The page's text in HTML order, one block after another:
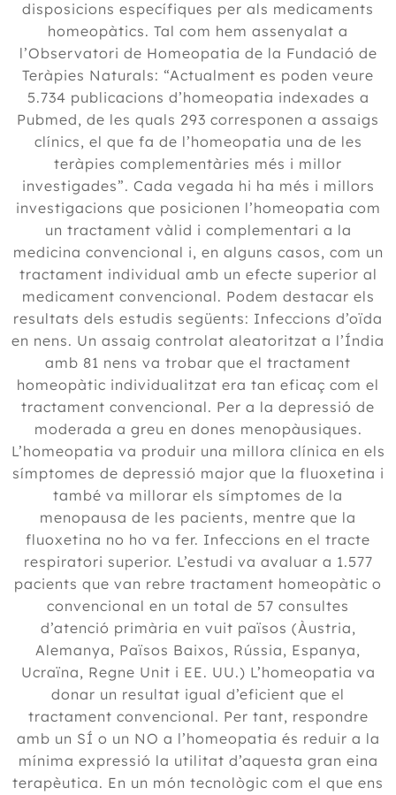
disposicions específiques per als medicaments
homeopàtics. Tal com hem assenyalat a
l’Observatori de Homeopatia de la Fundació de
Teràpies Naturals: “Actualment es poden veure
5.734 publicacions d’homeopatia indexades a
Pubmed, de les quals 293 corresponen a assaigs
clínics, el que fa de l’homeopatia una de les
teràpies complementàries més i millor
investigades”. Cada vegada hi ha més i millors
investigacions que posicionen l’homeopatia com
un tractament vàlid i complementari a la
medicina convencional i, en alguns casos, com un
tractament individual amb un efecte superior al
medicament convencional. Podem destacar els
resultats dels estudis següents: Infeccions d’oïda
en nens. Un assaig controlat aleatoritzat a l’Índia
amb 81 nens va trobar que el tractament
homeopàtic individualitzat era tan eficaç com el
tractament convencional. Per a la depressió de
moderada a greu en dones menopàusiques.
L’homeopatia va produir una millora clínica en els
símptomes de depressió major que la fluoxetina i
també va millorar els símptomes de la
menopausa de les pacients, mentre que la
fluoxetina no ho va fer. Infeccions en el tracte
respiratori superior. L’estudi va avaluar a 1.577
pacients que van rebre tractament homeopàtic o
convencional en un total de 57 consultes
d’atenció primària en vuit països (Àustria,
Alemanya, Països Baixos, Rússia, Espanya,
Ucraïna, Regne Unit i EE. UU.) L’homeopatia va
donar un resultat igual d’eficient que el
tractament convencional. Per tant, respondre
amb un SÍ o un NO a l’homeopatia és reduir a la
mínima expressió la utilitat d’aquesta gran eina
terapèutica. En un món tecnològic com el que ens